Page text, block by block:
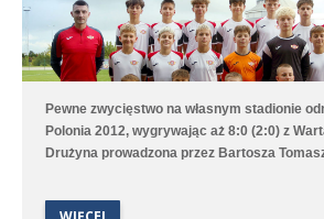
Pewne zwycięstwo na własnym stadionie
Polonia 2012, wygrywając aż 8:0 (2:0) z
Drużyna prowadzona przez Bartosza
Szymczaka przeważała przez całe